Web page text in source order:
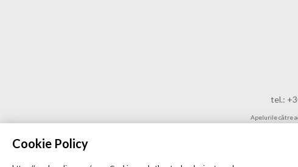
tel.:
Apelurile către
Prețurile
Cookie Policy